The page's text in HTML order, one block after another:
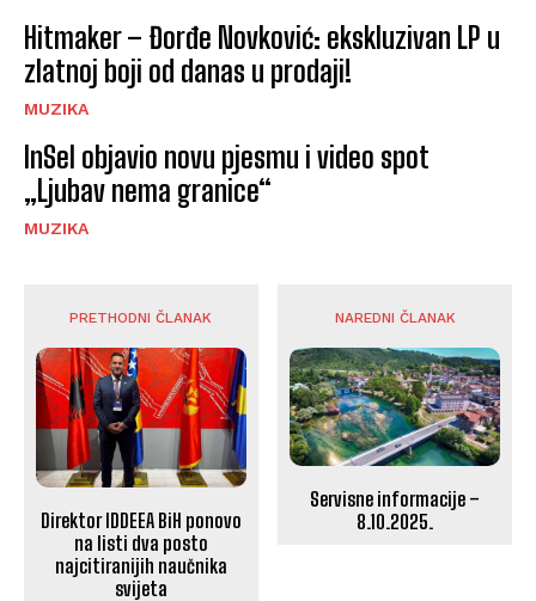
Hitmaker – Đorđe Novković: ekskluzivan LP u
zlatnoj boji od danas u prodaji!
MUZIKA
InSel objavio novu pjesmu i video spot
„Ljubav nema granice“
MUZIKA
PRETHODNI ČLANAK
Direktor IDDEEA BiH ponovo
na listi dva posto
najcitiranijih naučnika
svijeta
NAREDNI ČLANAK
Servisne informacije –
8.10.2025.